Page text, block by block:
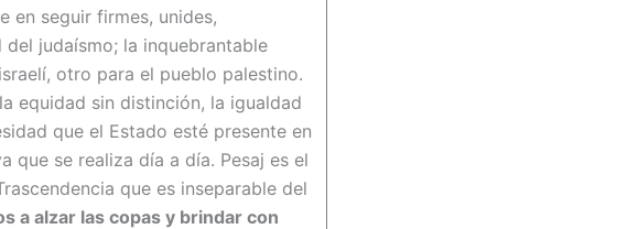
en seguir firmes, unides,
judaísmo; la inquebrantable
otro para el pueblo palestino.
equidad sin distinción, la igualdad
que el Estado esté presente en
que se realiza día a día. Pesaj es el
que es inseparable del
a alzar las copas y brindar con